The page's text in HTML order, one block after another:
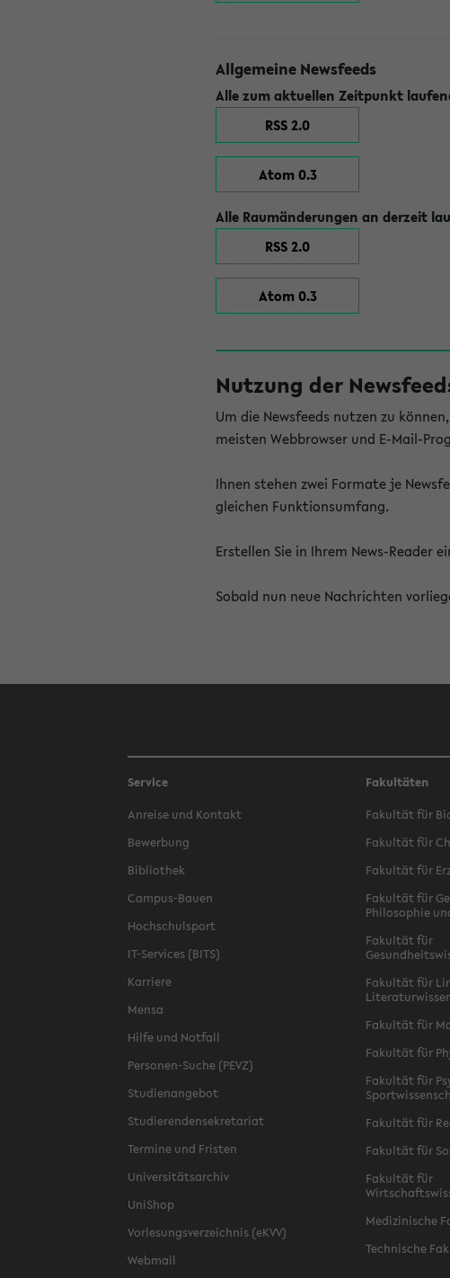
Allgemeine Newsfeeds
Alle zum aktuellen Zeitpunkt
RSS 2.0
Atom 0.3
Alle Raumänderungen an derzeit
RSS 2.0
Atom 0.3
Nutzung der
Um die Newsfeeds nutzen zu
meisten Webbrowser und E-Mail-
Ihnen stehen zwei Formate je
gleichen Funktionsumfang.
Erstellen Sie in Ihrem News-Reader
Sobald nun neue Nachrichten
Service
Anreise und Kontakt
Bewerbung
Bibliothek
Campus-Bauen
Hochschulsport
IT-Services (BITS)
Karriere
Mensa
Hilfe und Notfall
Personen-Suche (PEVZ)
Studienangebot
Studierendensekretariat
Termine und Fristen
Universitätsarchiv
UniShop
Vorlesungsverzeichnis (eKVV)
Webmail
Fakultäten
Fakultät für
Fakultät für
Fakultät für
Fakultät für
Philosophie
Fakultät für
Fakultät für
Fakultät für
Fakultät für
Fakultät für
Fakultät für
Fakultät für
Fakultät für
Medizinische
Technische